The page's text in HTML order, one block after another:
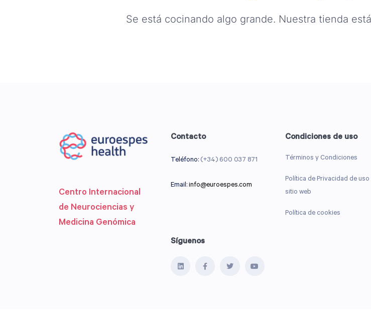
Se está cocinando algo grande. Nuestra tienda
Centro Internacional
de Neurociencias y
Medicina Genómica
Contacto
Teléfono: (+34) 600 037 871
Email: info@euroespes.com
Síguenos
Condiciones de uso
Términos y Condiciones
Política de Privacidad de uso
sitio web
Política de cookies